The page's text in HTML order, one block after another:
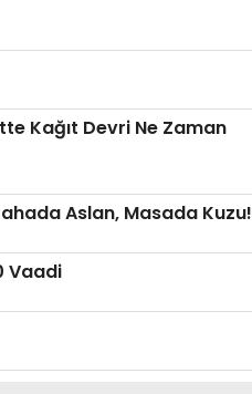
Kağıt Devri Ne Zaman
Aslan, Masada Kuzu!
Vaadi